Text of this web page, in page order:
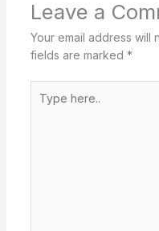
Leave a
Your email address will
fields are marked *
here..